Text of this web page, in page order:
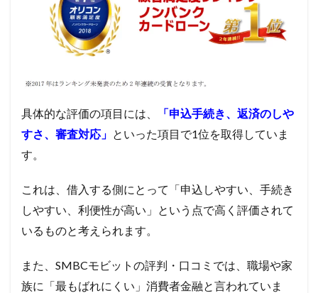
具体的な評価の項目には、
「申込手続き、返済のしや
すさ、審査対応」 といった項目で1位を取得していま
す。
これは、借入する側にとって「申込しやすい、手続き
しやすい、利便性が高い」という点で高く評価されて
いるものと考えられます。
また、SMBCモビットの評判・口コミでは、職場や家
族に「最もばれにくい」消費者金融と言われていま